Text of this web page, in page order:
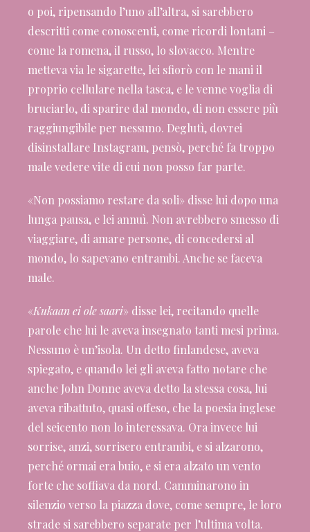
o poi, ripensando l’uno all’altra, si sarebbero
descritti come conoscenti, come ricordi lontani –
come la romena, il russo, lo slovacco. Mentre
metteva via le sigarette, lei sfiorò con le mani il
proprio cellulare nella tasca, e le venne voglia di
bruciarlo, di sparire dal mondo, di non essere più
raggiungibile per nessuno. Deglutì, dovrei
disinstallare Instagram, pensò, perché fa troppo
male vedere vite di cui non posso far parte.
«Non possiamo restare da soli» disse lui dopo una
lunga pausa, e lei annuì. Non avrebbero smesso di
viaggiare, di amare persone, di concedersi al
mondo, lo sapevano entrambi. Anche se faceva
male.
«Kukaan ei ole saari» disse lei, recitando quelle
parole che lui le aveva insegnato tanti mesi prima.
Nessuno è un’isola. Un detto finlandese, aveva
spiegato, e quando lei gli aveva fatto notare che
anche John Donne aveva detto la stessa cosa, lui
aveva ribattuto, quasi offeso, che la poesia inglese
del seicento non lo interessava. Ora invece lui
sorrise, anzi, sorrisero entrambi, e si alzarono,
perché ormai era buio, e si era alzato un vento
forte che soffiava da nord. Camminarono in
silenzio verso la piazza dove, come sempre, le loro
strade si sarebbero separate per l’ultima volta.